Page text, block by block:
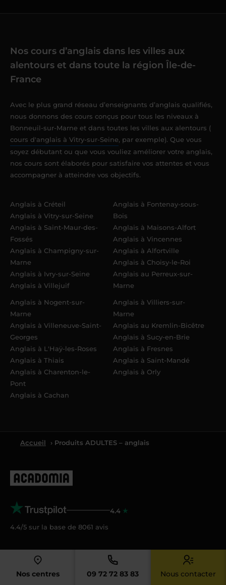
Nos centres 09 72 72 83 83 Nous contacter
Nos cours d’anglais dans les villes aux
alentours et dans toute la région Île-de-
France
Avec le plus grand réseau d’enseignants d’anglais qualifiés,
nous donnons des cours conçus pour tous les niveaux à
Bonneuil-sur-Marne et dans toutes les villes aux alentours (
cours d'anglais à Vitry-sur-Seine, par exemple). Que vous
soyez débutant ou que vous vouliez améliorer votre anglais,
nos cours sont élaborés pour satisfaire vos attentes et vous
accompagner à atteindre vos objectifs.
Anglais à Créteil
Anglais à Vitry-sur-Seine
Anglais à Saint-Maur-des-
Fossés
Anglais à Champigny-sur-
Marne
Anglais à Ivry-sur-Seine
Anglais à Villejuif
Anglais à Fontenay-sous-
Bois
Anglais à Maisons-Alfort
Anglais à Vincennes
Anglais à Alfortville
Anglais à Choisy-le-Roi
Anglais au Perreux-sur-
Marne
Anglais à Nogent-sur-
Marne
Anglais à Villeneuve-Saint-
Georges
Anglais à L'Haÿ-les-Roses
Anglais à Thiais
Anglais à Charenton-le-
Pont
Anglais à Cachan
Anglais à Villiers-sur-
Marne
Anglais au Kremlin-Bicêtre
Anglais à Sucy-en-Brie
Anglais à Fresnes
Anglais à Saint-Mandé
Anglais à Orly
Accueil › Produits ADULTES – anglais
4.4
4.4/5 sur la base de 8061 avis
Acadomia
Qui sommes-nous ?